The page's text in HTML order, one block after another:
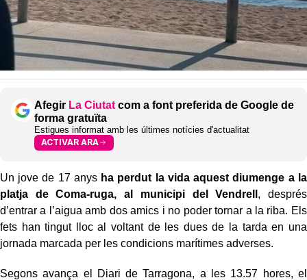
Afegir La Ciutat com a font preferida de Google de
forma gratuïta
Estigues informat amb les últimes notícies d'actualitat
ACTIVAR ARA
Un jove de 17 anys ha perdut la vida aquest diumenge a la
platja de Coma-ruga, al municipi del Vendrell , després
d’entrar a l’aigua amb dos amics i no poder tornar a la riba. Els
fets han tingut lloc al voltant de les dues de la tarda en una
jornada marcada per les condicions marítimes adverses.
Segons avança el Diari de Tarragona, a les 13.57 hores, el